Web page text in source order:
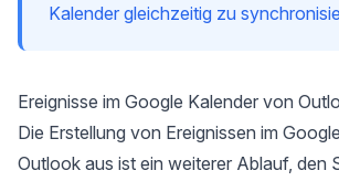
Kalender gleichzeitig zu
Ereignisse im Google Kalender von
Die Erstellung von Ereignissen im
Outlook aus ist ein weiterer Ablauf, den